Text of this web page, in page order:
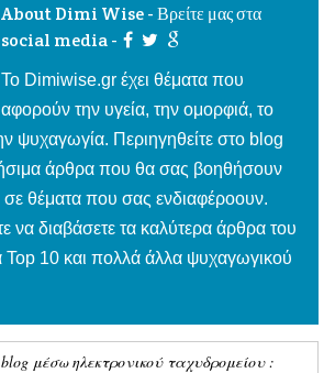
About Dimi Wise - Βρείτε μας στα
social media -
To Dimiwise.gr έχει θέματα που
αφορούν την υγεία, την ομορφιά, το
ψυχαγωγία. Περιηγηθείτε στο blog
άρθρα που θα σας βοηθήσουν
σε θέματα που σας ενδιαφέροουν.
να διαβάσετε τα καλύτερα άρθρα του
Top 10 και πολλά άλλα ψυχαγωγικού
μέσω ηλεκτρονικού ταχυδρομείου :